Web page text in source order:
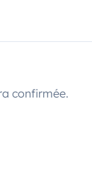
confirmée.